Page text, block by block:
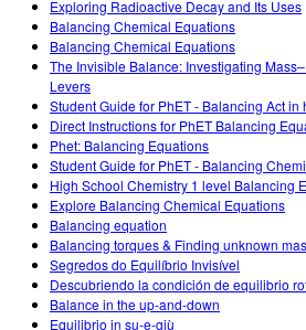
Exploring Radioactive Decay and Its Uses
Balancing Chemical Equations
Balancing Chemical Equations
The Invisible Balance: Investigating
Levers
Student Guide for PhET - Balancing Act in
Direct Instructions for PhET Balancing
Phet: Balancing Equations
Student Guide for PhET - Balancing
High School Chemistry 1 level Balancing
Explore Balancing Chemical Equations
Balancing equation
Balancing torques & Finding unknown
Segredos do Equilíbrio Invisível
Descubriendo la condición de equilibrio
Balance in the up-and-down
Equilibrio in su-e-giù